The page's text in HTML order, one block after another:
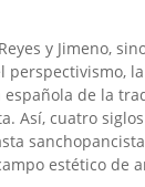
y Jimeno,
perspectivismo,
de la
Así, cuatro
estético de